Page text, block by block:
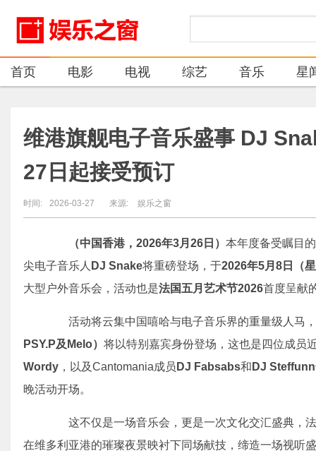
首页 电影 电视 综艺 音乐 星
维港旗舰电子音乐盛事 DJ
27日起接受预订
时间: 2026-03-27 来源: 娱乐之窗
（中国香港，2026年3月26日） 本年度备受瞩目
尖电子音乐人 DJ Snake将重磅登场，于2026年5月8日（
大型户外音乐会，活动也是法国五月艺术节2026首度呈献
活动将云集中国嘻哈与电子音乐界的重量级人马
PSY.P及Melo） 将以特别嘉宾身份登场，这也是四位成员
Wordy ，以及Cantomania成员 DJ Fabsabs和 DJ Steffunn
晚活动开场。
这不仅是一场音乐会，更是一次文化交汇盛典，
在维多利亚港的璀璨夜景映衬下同场献技，缔造一场视听